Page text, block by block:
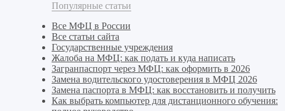
Популярные статьи
Все МФЦ в России
Все статьи сайта
Государственные учреждения
Жалоба на МФЦ: как подать и куда написать
Загранпаспорт через МФЦ: как оформить в 2026
Замена водительского удостоверения в МФЦ 2026
Замена паспорта в МФЦ: как восстановить и получить
Как выбрать компьютер для дистанционного обучения: